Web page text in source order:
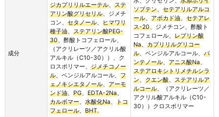
成分
ジカプリリルエーテル
ステ
アリン酸グリセリル 、ジメチ
コン、 セタノール
ヒマワリ
種子油
ステアリン酸PEG-
30 、酢酸トコフェロール、
（アクリレーツ／アクリル酸
アルキル（C10-30））、ク
ロスポリマー、 ジメチコノー
ル 、ベンジルアルコール、 フ
ェノキシエタノール
アーモ
ンド油
PG EDTA-2Na
カルボマー
水酸化Na
トコ
フェロール
BHT.
ソブテン
セテアリルアルコ
ール
アボカド油
セテアレ
ス-20 、ジメチコン、酢酸ト
コフェロール、 レブリン酸
Na
カプリリルグリコー
ル 、ベンジルアルコール、 パ
ンテノール
アニス酸Na
ステアロキシトリメチルシラ
ン
クエン酸
ステアリルア
ルコール 、（アクリレーツ／
アクリル酸アルキル（C10-
30））クロスポリマー